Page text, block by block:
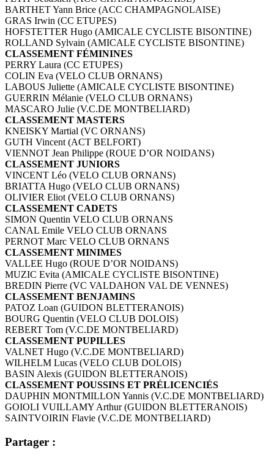
BARTHET Yann Brice (ACC CHAMPAGNOLAISE)
GRAS Irwin (CC ETUPES)
HOFSTETTER Hugo (AMICALE CYCLISTE BISONTINE)
ROLLAND Sylvain (AMICALE CYCLISTE BISONTINE)
CLASSEMENT FÉMININES
PERRY Laura (CC ETUPES)
COLIN Eva (VELO CLUB ORNANS)
LABOUS Juliette (AMICALE CYCLISTE BISONTINE)
GUERRIN Mélanie (VELO CLUB ORNANS)
MASCARO Julie (V.C.DE MONTBELIARD)
CLASSEMENT MASTERS
KNEISKY Martial (VC ORNANS)
GUTH Vincent (ACT BELFORT)
VIENNOT Jean Philippe (ROUE D’OR NOIDANS)
CLASSEMENT JUNIORS
VINCENT Léo (VELO CLUB ORNANS)
BRIATTA Hugo (VELO CLUB ORNANS)
OLIVIER Eliot (VELO CLUB ORNANS)
CLASSEMENT CADETS
SIMON Quentin VELO CLUB ORNANS
CANAL Emile VELO CLUB ORNANS
PERNOT Marc VELO CLUB ORNANS
CLASSEMENT MINIMES
VALLEE Hugo (ROUE D’OR NOIDANS)
MUZIC Evita (AMICALE CYCLISTE BISONTINE)
BREDIN Pierre (VC VALDAHON VAL DE VENNES)
CLASSEMENT BENJAMINS
PATOZ Loan (GUIDON BLETTERANOIS)
BOURG Quentin (VELO CLUB DOLOIS)
REBERT Tom (V.C.DE MONTBELIARD)
CLASSEMENT PUPILLES
VALNET Hugo (V.C.DE MONTBELIARD)
WILHELM Lucas (VELO CLUB DOLOIS)
BASIN Alexis (GUIDON BLETTERANOIS)
CLASSEMENT POUSSINS ET PRÉLICENCIÉS
DAUPHIN MONTMILLON Yannis (V.C.DE MONTBELIARD)
GOIOLI VUILLAMY Arthur (GUIDON BLETTERANOIS)
SAINTVOIRIN Flavie (V.C.DE MONTBELIARD)
Partager :